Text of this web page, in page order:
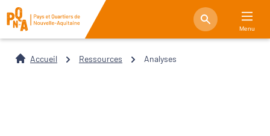
Menu
Accueil Ressources Analyses